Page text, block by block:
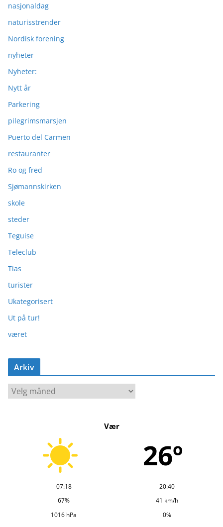
nasjonaldag
naturisstrender
Nordisk forening
nyheter
Nyheter:
Nytt år
Parkering
pilegrimsmarsjen
Puerto del Carmen
restauranter
Ro og fred
Sjømannskirken
skole
steder
Teguise
Teleclub
Tias
turister
Ukategorisert
Ut på tur!
været
Arkiv
A
r
Vær
26º
07:18
20:40
67%
41 km/h
1016 hPa
0%